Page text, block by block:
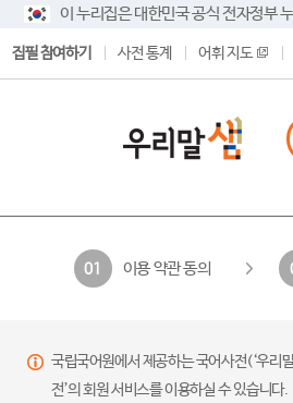
이 누리집은 대한민국 공식 전자정부
집필 참여하기 사전 통계 어휘 지도
01 이용 약관 동의
국립국어원에서 제공하는 국어사전(‘우리
전’의 회원 서비스를 이용하실 수 있습니다.